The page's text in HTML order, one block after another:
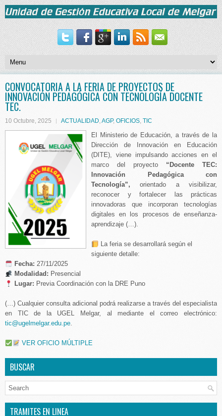
CONVOCATORIA A LA FERIA DE PROYECTOS DE
INNOVACIÓN PEDAGÓGICA CON TECNOLOGÍA DOCENTE
TEC.
10 Octubre, 2025 ACTUALIDAD,AGP, OFICIOS, TIC
El Ministerio de Educación, a través de la
Dirección de Innovación en Educación
(DITE), viene impulsando acciones en el
marco del proyecto “Docente TEC:
Innovación Pedagógica con
Tecnología”,orientado a visibilizar,
reconocer y fortalecer las prácticas
innovadoras que incorporan tecnologías
digitales en los procesos de enseñanza-
aprendizaje (…).
La feria se desarrollará según el
siguiente detalle:
Fecha: 27/11/2025
Modalidad: Presencial
Lugar: Previa Coordinación con la DRE Puno
(…) Cualquier consulta adicional podrá realizarse a través del especialista
en TIC de la UGEL Melgar, al mediante el correo electrónico:
tic@ugelmelgar.edu.pe.
VER OFICIO MÚLTIPLE
BUSCAR
TRAMITES EN LINEA